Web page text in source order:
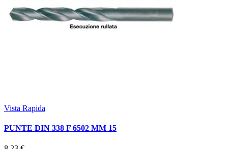
Vista Rapida
PUNTE DIN 338 F 6502 MM 15